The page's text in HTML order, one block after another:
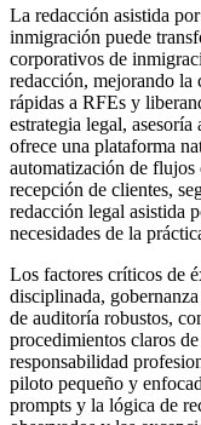
La redacción asistida
inmigración puede
corporativos de
redacción, mejorando la
rápidas a RFEs y
estrategia legal,
ofrece una plataforma
automatización de flujos
recepción de clientes,
redacción legal asistida
necesidades de la
Los factores críticos de
disciplinada,
de auditoría robustos,
procedimientos claros
responsabilidad
piloto pequeño y
prompts y la lógica de